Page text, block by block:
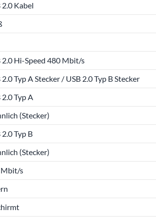
2.0 Kabel
2.0 Hi-Speed 480 Mbit/s
2.0 Typ A Stecker / USB 2.0 Typ B Stecker
2.0 Typ A
(Stecker)
2.0 Typ B
(Stecker)
s